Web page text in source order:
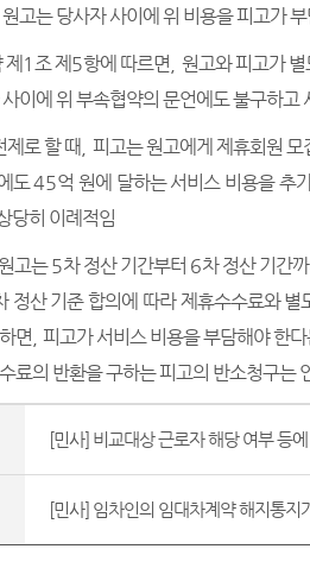
원고는 당사자 사이에 위 비용을 피고가
1조 제 5항에 따르면 원고와 피고가
이에 위 부속협약의 문언에도 불구하
제로 할 때 피고는 원고에게 제휴회원 모
도45억 원에 달하는 서비스 비용을 추
당히 이례적임
고는5차 정산 기간부터 6차 정산 기간까
정산 기준 합의에 따라 제휴수수료와
면 피고가 서비스 비용을 부담해야 한
료의 반환을 구하는 피고의 반소청구는
[민사] 비교대상 근로자 해당 여부 등
[민사] 임차인의 임대차계약 해지통지